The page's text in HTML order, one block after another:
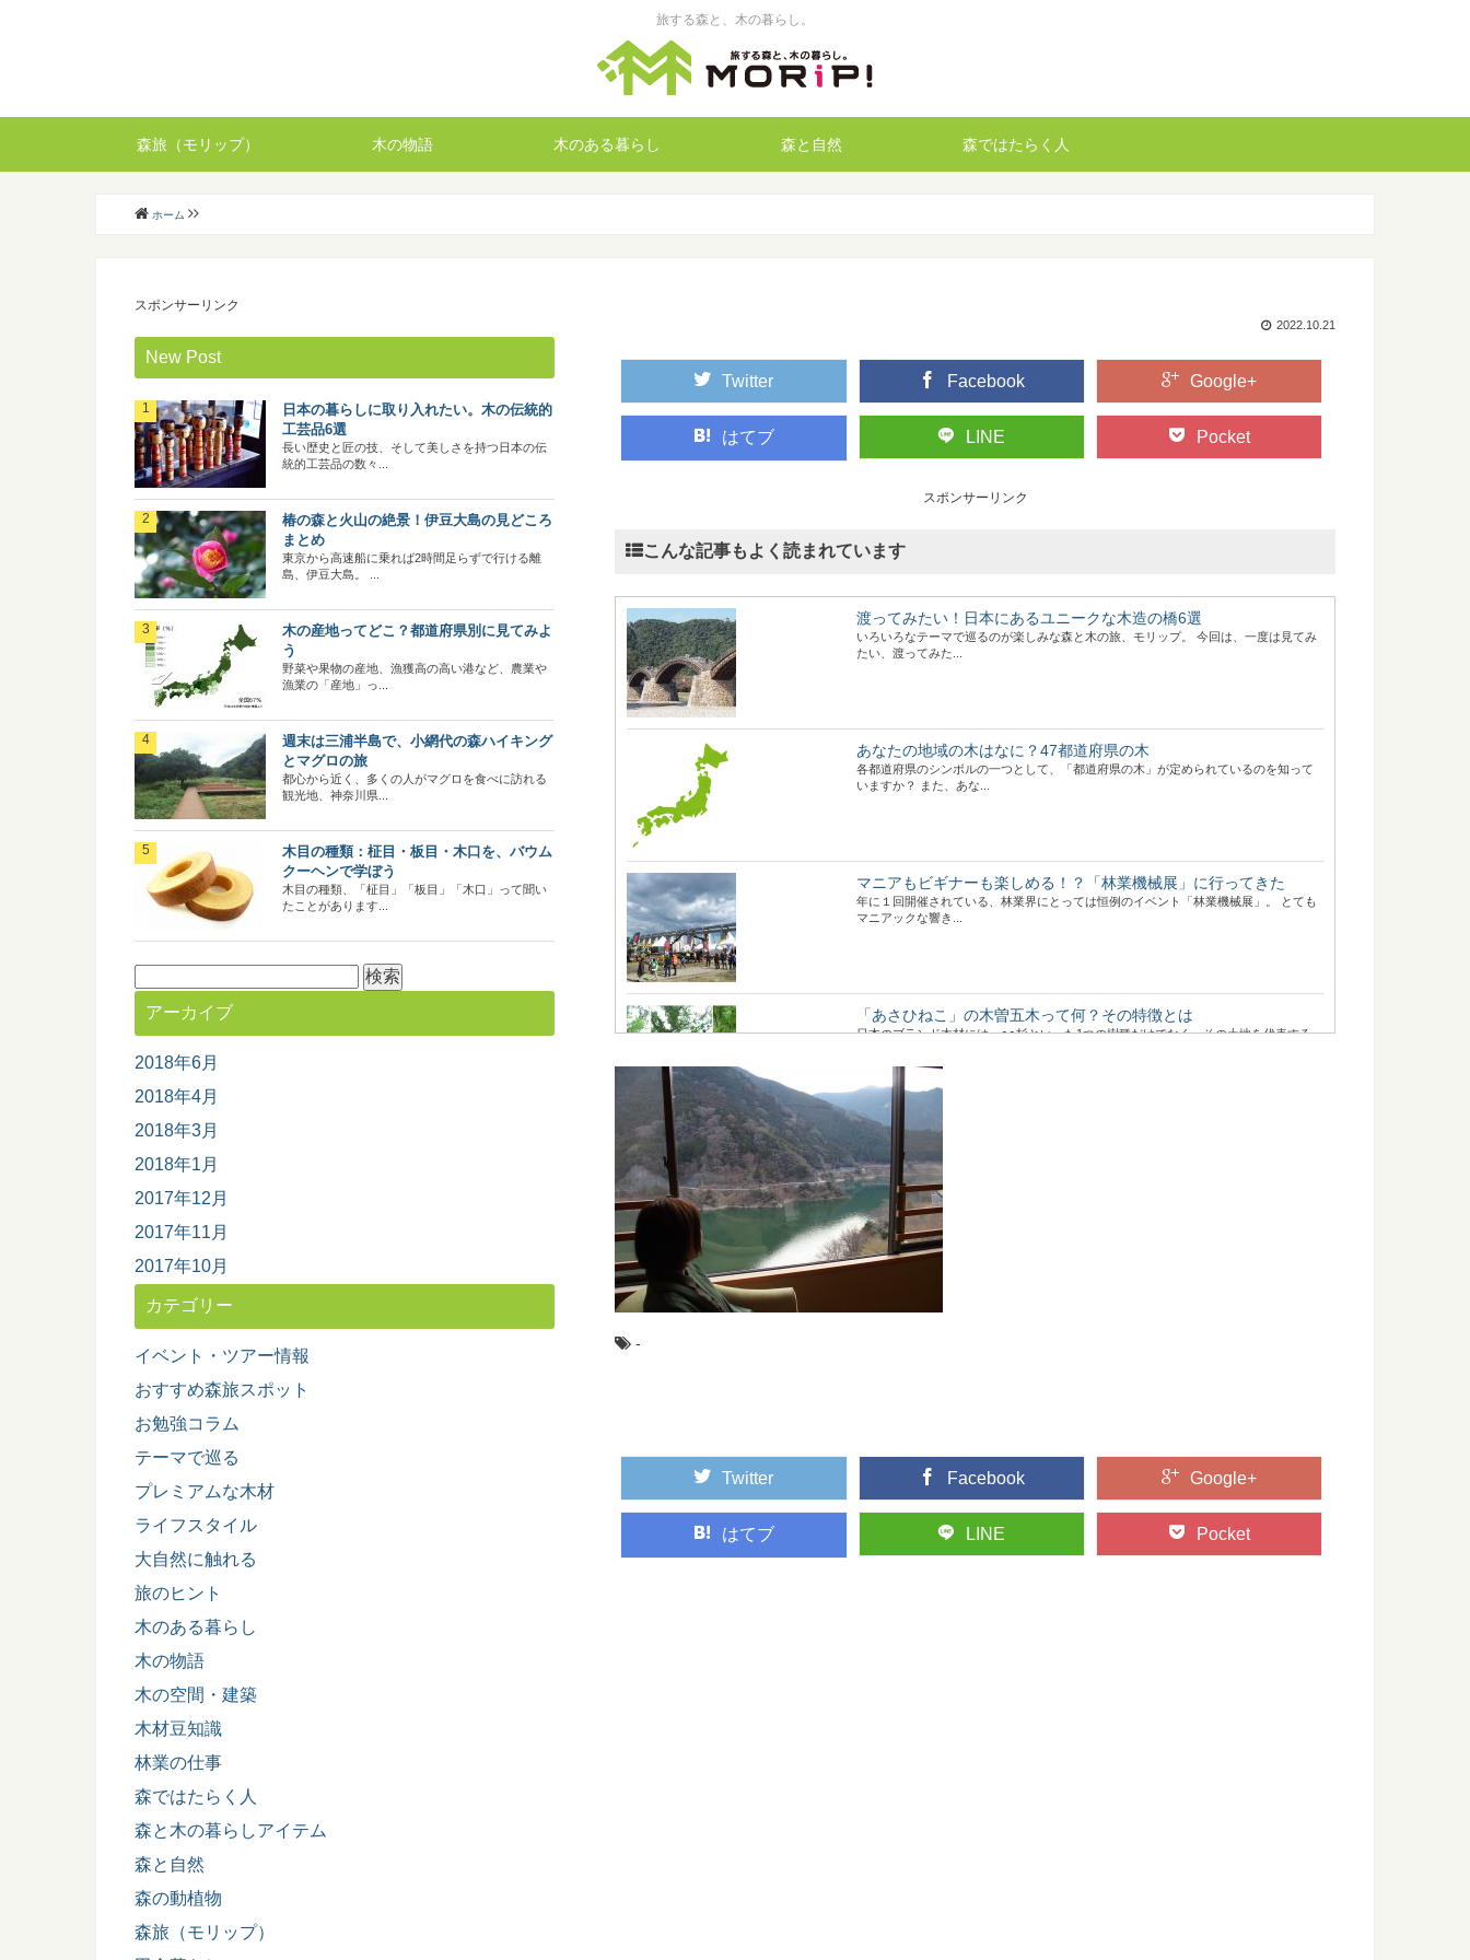
旅する森と、木の暮らし。
森旅（モリップ） 木の物語 木のある暮らし 森と自然 森ではたらく人
ホーム
2022.10.21
Twitter Facebook Google+
はてブ LINE Pocket
スポンサーリンク
こんな記事もよく読まれています
渡ってみたい！日本にあるユニークな木造の橋6選
いろいろなテーマで巡るのが楽しみな森と木の旅、モリップ。 今回は、一度は見てみ
たい、渡ってみた...
あなたの地域の木はなに？47都道府県の木
各都道府県のシンボルの一つとして、「都道府県の木」が定められているのを知って
いますか？ また、あな...
マニアもビギナーも楽しめる！？「林業機械展」に行ってきた
年に１回開催されている、林業界にとっては恒例のイベント「林業機械展」。 とても
マニアックな響き...
「あさひねこ」の木曽五木って何？その特徴とは
日本のブランド木材には、○○杉といった1つの樹種だけでなく、その土地を代表する
日本のブランド木材には、○○杉といった1つの樹種だけでなく、地域を代表するいく
つかの樹種がセットで地...
には、なんと日本...
銘木「吉野杉」の木材としての特徴とは？
-
Twitter Facebook Google+
はてブ LINE Pocket
スポンサーリンク
New Post
日本の暮らしに取り入れたい。木の伝統的
工芸品6選
長い歴史と匠の技、そして美しさを持つ日本の伝
統的工芸品の数々...
椿の森と火山の絶景！伊豆大島の見どころ
まとめ
東京から高速船に乗れば2時間足らずで行ける離
島、伊豆大島。 ...
木の産地ってどこ？都道府県別に見てみよ
う
野菜や果物の産地、漁獲高の高い港など、農業や
漁業の「産地」っ...
週末は三浦半島で、小網代の森ハイキング
とマグロの旅
都心から近く、多くの人がマグロを食べに訪れる
観光地、神奈川県...
木目の種類：柾目・板目・木口を、バウム
クーヘンで学ぼう
木目の種類、「柾目」「板目」「木口」って聞い
たことがあります...
索:
アーカイブ
2018年6月
2018年4月
2018年3月
2018年1月
2017年12月
2017年11月
2017年10月
カテゴリー
イベント・ツアー情報
おすすめ森旅スポット
お勉強コラム
テーマで巡る
プレミアムな木材
ライフスタイル
大自然に触れる
旅のヒント
木のある暮らし
木の物語
木の空間・建築
木材豆知識
林業の仕事
森ではたらく人
森と木の暮らしアイテム
森と自然
森の動植物
森旅（モリップ）